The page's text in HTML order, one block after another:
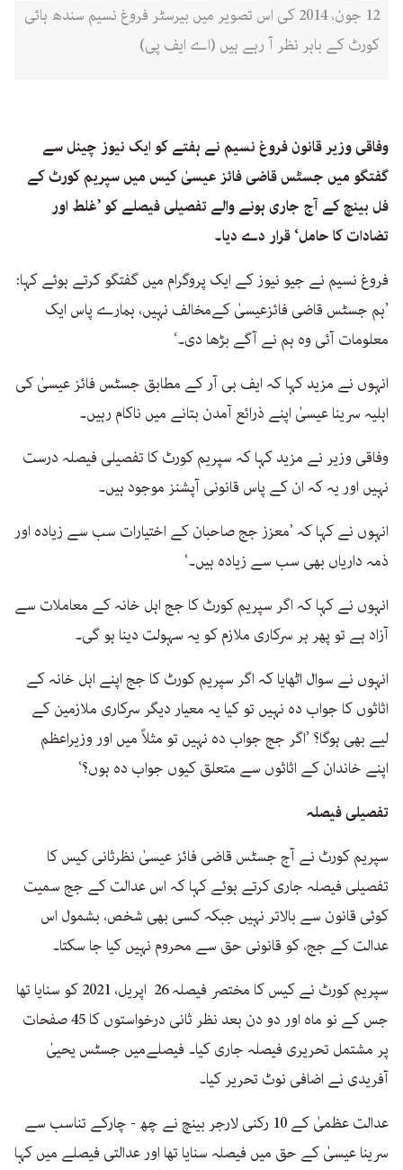
12 جون، 2014 کی اس تصویر میں بیرسٹر فروغ نسیم سندھ ہائی
کورٹ کے باہر نظر آ رہے ہیں (اے ایف پی)
وفاقی وزیر قانون فروغ نسیم نے ہفتے کو ایک نیوز چینل سے
گفتگو میں جسٹس قاضی فائز عیسیٰ کیس میں سپریم کورٹ کے
فل بینچ کے آج جاری ہونے والے تفصیلی فیصلے کو ’غلط اور
تضادات کا حامل‘ قرار دے دیا۔
فروغ نسیم نے جیو نیوز کے ایک پروگرام میں گفتگو کرتے ہوئے کہا:
’ہم جسٹس قاضی فائزعیسیٰ کےمخالف نہیں، ہمارے پاس ایک
معلومات آئی وہ ہم نے آگے بڑھا دی۔‘
انہوں نے مزید کہا کہ ایف بی آر کے مطابق جسٹس فائز عیسیٰ کی
اہلیہ سرینا عیسیٰ اپنے ذرائع آمدن بتانے میں ناکام رہیں۔
وفاقی وزیر نے مزید کہا کہ سپریم کورٹ کا تفصیلی فیصلہ درست
نہیں اور یہ کہ ان کے پاس قانونی آپشنز موجود ہیں۔
انہوں نے کہا کہ ’معزز جج صاحبان کے اختیارات سب سے زیادہ اور
ذمہ داریاں بھی سب سے زیادہ ہیں۔‘
انہوں نے کہا کہ اگر سپریم کورٹ کا جج اہل خانہ کے معاملات سے
آزاد ہے تو پھر ہر سرکاری ملازم کو یہ سہولت دینا ہو گی۔
انہوں نے سوال اٹھایا کہ اگر سپریم کورٹ کا جج اپنے اہل خانہ کے
اثاثوں کا جواب دہ نہیں تو کیا یہ معیار دیگر سرکاری ملازمین کے
لیے بھی ہوگا؟ ’اگر جج جواب دہ نہیں تو مثلاً میں اور وزیراعظم
اپنے خاندان کے اثاثوں سے متعلق کیوں جواب دہ ہوں؟‘
تفصیلی فیصلہ
سپریم کورٹ نے آج جسٹس قاضی فائز عیسیٰ نظرثانی کیس کا
تفصیلی فیصلہ جاری کرتے ہوئے کہا کہ اس عدالت کے جج سمیت
کوئی قانون سے بالاتر نہیں جبکہ کسی بھی شخص، بشمول اس
عدالت کے جج، کو قانونی حق سے محروم نہیں کیا جا سکتا۔
سپریم کورٹ نے کیس کا مختصر فیصلہ 26 اپریل، 2021 کو سنایا تھا
جس کے نو ماہ اور دو دن بعد نظر ثانی درخواستوں کا 45 صفحات
پر مشتمل تحریری فیصلہ جاری کیا۔ فیصلےمیں جسٹس یحییٰ
آفریدی نے اضافی نوٹ تحریر کیا۔
عدالت عظمیٰ کے 10 رکنی لارجر بینچ نے چھ - چارکے تناسب سے
سرینا عیسیٰ کے حق میں فیصلہ سنایا تھا اور عدالتی فیصلے میں کہا